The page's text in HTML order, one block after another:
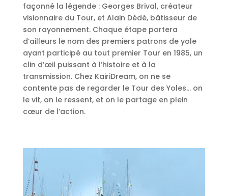
façonné la légende : Georges Brival, créateur
visionnaire du Tour, et Alain Dédé, bâtisseur de
son rayonnement. Chaque étape portera
d’ailleurs le nom des premiers patrons de yole
ayant participé au tout premier Tour en 1985, un
clin d’œil puissant à l’histoire et à la
transmission. Chez KairiDream, on ne se
contente pas de regarder le Tour des Yoles… on
le vit, on le ressent, et on le partage en plein
cœur de l’action.